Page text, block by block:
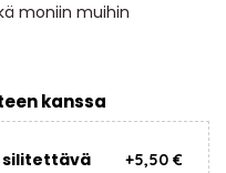
moniin muihin
kanssa
silitettävä +5,50 €